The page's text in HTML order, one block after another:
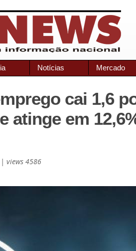
Notícias Mercado
cai 1,6
atinge em
views 4586